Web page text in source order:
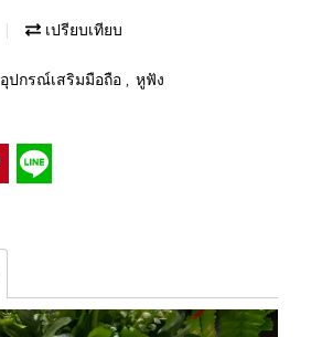
เปรียบเทียบ
อุปกรณ์เสริมมือถือ , หูฟัง